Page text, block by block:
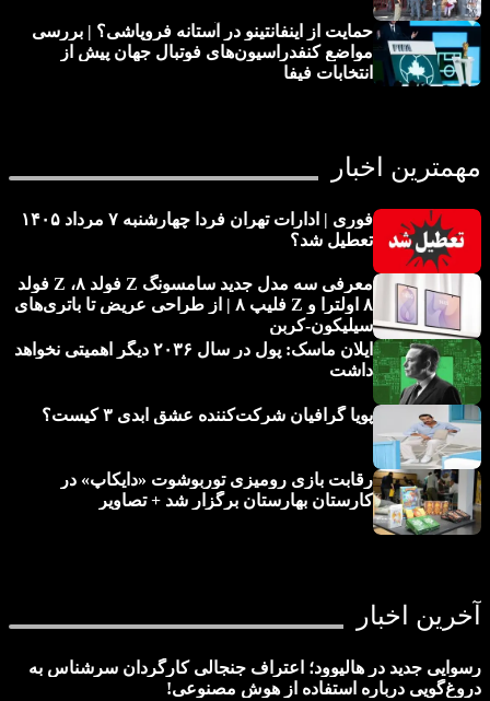
حمایت از اینفانتینو در آستانه فروپاشی؟ | بررسی
مواضع کنفدراسیون‌های فوتبال جهان پیش از
انتخابات فیفا
مهمترین اخبار
فوری | ادارات تهران فردا چهارشنبه ۷ مرداد ۱۴۰۵
تعطیل شد؟
معرفی سه مدل جدید سامسونگ Z فولد ۸، Z فولد
۸ اولترا و Z فلیپ ۸ | از طراحی عریض تا باتری‌های
سیلیکون-کربن
ایلان ماسک: پول در سال ۲۰۳۶ دیگر اهمیتی نخواهد
داشت
پویا گرافیان شرکت‌کننده عشق ابدی ۳ کیست؟
رقابت بازی رومیزی توربوشوت «دایکاپ» در
کارستان بهارستان برگزار شد + تصاویر
آخرین اخبار
رسوایی جدید در هالیوود؛ اعتراف جنجالی کارگردان سرشناس به
دروغ‌گویی درباره استفاده از هوش مصنوعی!